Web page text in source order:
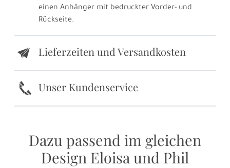
einen Anhänger mit bedruckter Vorder- und
Rückseite.
e Lieferzeiten und Versandkosten
k Unser Kundenservice
Dazu passend im gleichen
Design Eloisa und Phil